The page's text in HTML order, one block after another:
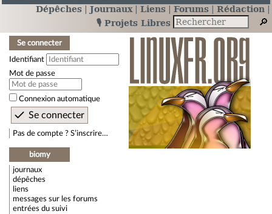
Dépêches Journaux Liens Forums
Rédaction
🎙️ Projets Libres
Se connecter
Identifiant
Mot de passe
Connexion automatique
Pas de compte ? S’inscrire…
biomy
journaux
dépêches
liens
messages sur les forums
entrées du suivi